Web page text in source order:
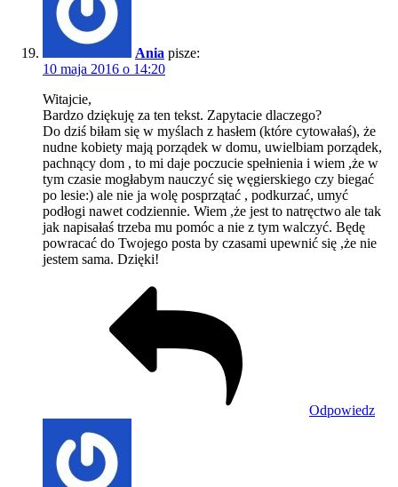
Ania pisze:
10 maja 2016 o 14:20
Witajcie,
Bardzo dziękuję za ten tekst. Zapytacie dlaczego?
Do dziś biłam się w myślach z hasłem (które cytowałaś), że
nudne kobiety mają porządek w domu, uwielbiam porządek,
pachnący dom , to mi daje poczucie spełnienia i wiem ,że w
tym czasie mogłabym nauczyć się węgierskiego czy biegać
po lesie:) ale nie ja wolę posprzątać , podkurzać, umyć
podłogi nawet codziennie. Wiem ,że jest to natręctwo ale tak
jak napisałaś trzeba mu pomóc a nie z tym walczyć. Będę
powracać do Twojego posta by czasami upewnić się ,że nie
jestem sama. Dzięki!
Odpowiedz